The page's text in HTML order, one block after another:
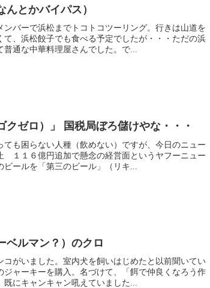
とかバイパス）
バーで浜松までトコトコツーリング。行きは山道を
、浜松餃子でも食べる予定でしたが・・・ただの浜
通な中華料理屋さんでした。で...
ゼロ）」 国税局ぼろ儲けやな・・・
も困らない人種（飲めない）ですが、今日のニュー
１１６億円追加で懸念の経営面というヤフーニュー
ールを「第三のビール」（リキ...
ベルマン？）のクロ
がいました。室内犬を飼いはじめたと以前聞いてい
ャーキーを購入。名づけて、「餌で仲良くなろう作
にキャンキャン吼えていました...